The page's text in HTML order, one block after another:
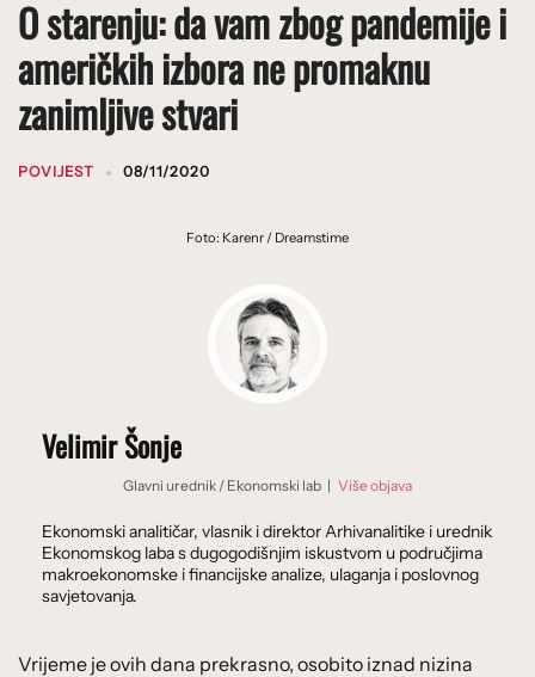
O starenju: da vam zbog pandemije i
američkih izbora ne promaknu
zanimljive stvari
POVIJEST 08/11/2020
Foto: Karenr / Dreamstime
Velimir Šonje
Glavni urednik / Ekonomski lab | Više objava
Ekonomski analitičar, vlasnik i direktor Arhivanalitike i urednik
Ekonomskog laba s dugogodišnjim iskustvom u područjima
makroekonomske i financijske analize, ulaganja i poslovnog
savjetovanja.
Vrijeme je ovih dana prekrasno, osobito iznad nizina